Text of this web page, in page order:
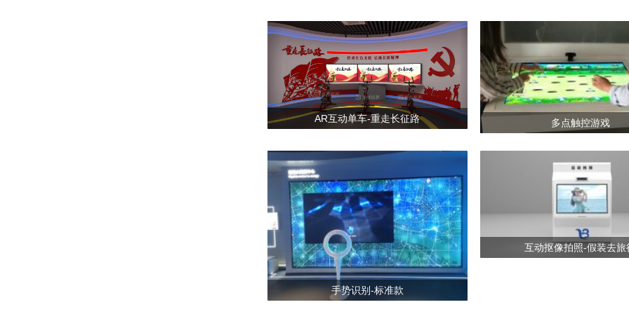
AR互动单车-重走长征路 多点触控游戏
手势识别-标准款
互动抠像拍照-假装去旅